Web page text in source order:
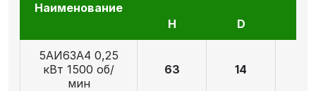
Наименование
H D
5АИ63А4 0,25
кВт 1500 об/
мин
63 14